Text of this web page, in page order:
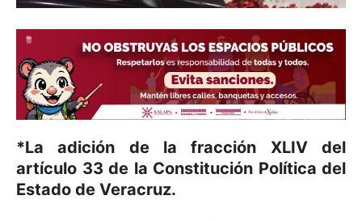
*La adición de la fracción XLIV del
artículo 33 de la Constitución Política del
Estado de Veracruz.